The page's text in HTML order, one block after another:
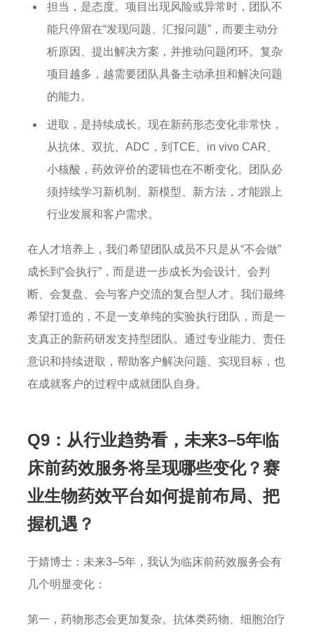
担当，是态度。项目出现风险或异常时，团队不
能只停留在“发现问题、汇报问题”，而要主动分
析原因、提出解决方案，并推动问题闭环。复杂
项目越多，越需要团队具备主动承担和解决问题
的能力。
进取，是持续成长。现在新药形态变化非常快，
从抗体、双抗、ADC，到TCE、in vivo CAR、
小核酸，药效评价的逻辑也在不断变化。团队必
须持续学习新机制、新模型、新方法，才能跟上
行业发展和客户需求。
在人才培养上，我们希望团队成员不只是从“不会做”
成长到“会执行”，而是进一步成长为会设计、会判
断、会复盘、会与客户交流的复合型人才。我们最终
希望打造的，不是一支单纯的实验执行团队，而是一
支真正的新药研发支持型团队。通过专业能力、责任
意识和持续进取，帮助客户解决问题、实现目标，也
在成就客户的过程中成就团队自身。
Q9：从行业趋势看，未来3–5年临
床前药效服务将呈现哪些变化？赛
业生物药效平台如何提前布局、把
握机遇？
于婧博士：未来3–5年，我认为临床前药效服务会有
几个明显变化：
第一，药物形态会更加复杂。抗体类药物、细胞治疗